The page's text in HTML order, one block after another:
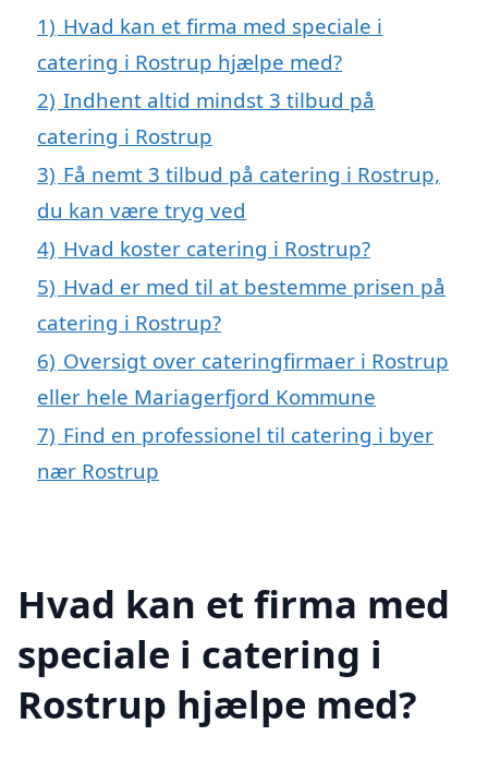
1) Hvad kan et firma med speciale i
catering i Rostrup hjælpe med?
2) Indhent altid mindst 3 tilbud på
catering i Rostrup
3) Få nemt 3 tilbud på catering i Rostrup,
du kan være tryg ved
4) Hvad koster catering i Rostrup?
5) Hvad er med til at bestemme prisen på
catering i Rostrup?
6) Oversigt over cateringfirmaer i Rostrup
eller hele Mariagerfjord Kommune
7) Find en professionel til catering i byer
nær Rostrup
Hvad kan et firma med
speciale i catering i
Rostrup hjælpe med?